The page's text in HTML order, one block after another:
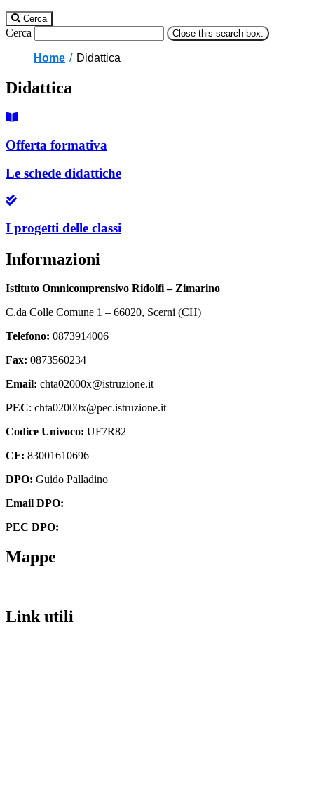
Cerca
Cerca Close this search box.
Home Didattica
Didattica
Offerta formativa
Le schede didattiche
I progetti delle classi
Informazioni
Istituto Omnicomprensivo Ridolfi – Zimarino
C.da Colle Comune 1 – 66020, Scerni (CH)
Telefono: 0873914006
Fax: 0873560234
Email: chta02000x@istruzione.it
PEC: chta02000x@pec.istruzione.it
Codice Univoco: UF7R82
CF: 83001610696
DPO: Guido Palladino
Email DPO:
PEC DPO:
Mappe
Link utili